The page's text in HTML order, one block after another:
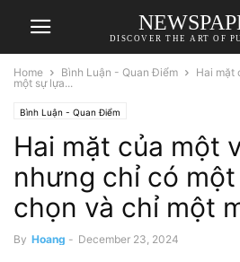
DISCOVER THE ART OF
Home Bình Luận - Quan Điểm
Hai mặt
một sự lựa...
Bình Luận - Quan Điểm
Hai mặt của một
nhưng chỉ có
chọn và chỉ một
By Hoang - December 23, 2024